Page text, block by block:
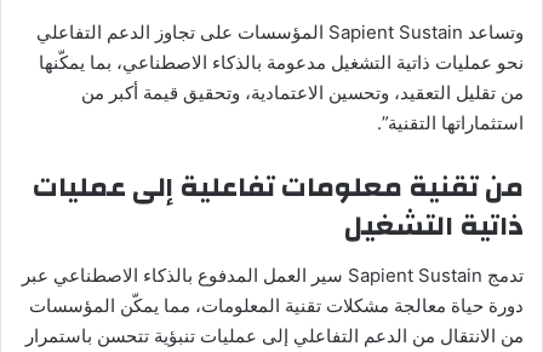
وتساعد Sapient Sustain المؤسسات على تجاوز الدعم التفاعلي
نحو عمليات ذاتية التشغيل مدعومة بالذكاء الاصطناعي، بما يمكّنها
من تقليل التعقيد، وتحسين الاعتمادية، وتحقيق قيمة أكبر من
استثماراتها التقنية”.
من تقنية معلومات تفاعلية إلى عمليات
ذاتية التشغيل
تدمج Sapient Sustain سير العمل المدفوع بالذكاء الاصطناعي عبر
دورة حياة معالجة مشكلات تقنية المعلومات، مما يمكّن المؤسسات
من الانتقال من الدعم التفاعلي إلى عمليات تنبؤية تتحسن باستمرار